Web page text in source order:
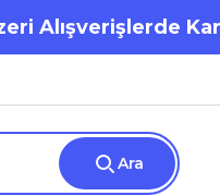
Alışverişlerde
Ara